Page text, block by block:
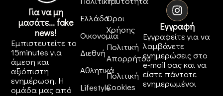
Για να μη
μασάτε... fake
news!
Εμπιστευτείτε το
15minutes για
άμεση και
αξιόπιστη
ενημέρωση. Η
ομάδα μας από
Ελλάδα
Οικονομία
Διεθνή
Αθλητικά
Lifestyle
Όροι
Χρήσης
Πολιτική
Απορρήτου
Πολιτική
Cookies
Εγγραφή
Εγγραφείτε για να
λαμβάνετε
ενημερώσεις στο
e-mail σας και να
είστε πάντοτε
ενημερωμένοι